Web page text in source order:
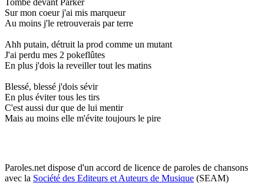
Sur mon coeur j'ai mis marqueur
Au moins j'le retrouverais par terre
Ahh putain, détruit la prod comme un mutant
J'ai perdu mes 2 pokeflûtes
En plus j'dois la reveiller tout les matins
Blessé, blessé j'dois sévir
En plus éviter tous les tirs
C'est aussi dur que de lui mentir
Mais au moins elle m'évite toujours le pire
Paroles.net dispose d'un accord de licence de paroles de chansons
avec la Société des Editeurs et Auteurs de Musique (SEAM)